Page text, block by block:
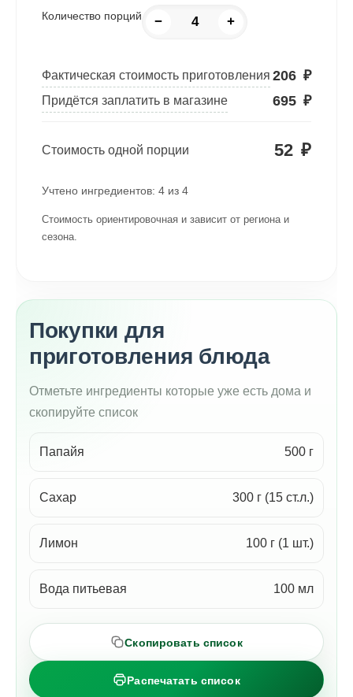
Количество порций − +
Фактическая стоимость приготовления 206 ₽
Придётся заплатить в магазине 695 ₽
Стоимость одной порции 52 ₽
Учтено ингредиентов: 4 из 4
Стоимость ориентировочная и зависит от региона и
сезона.
Покупки для
приготовления блюда
Отметьте ингредиенты которые уже есть дома и
скопируйте список
Папайя 500 г
Сахар 300 г (15 ст.л.)
Лимон 100 г (1 шт.)
Вода питьевая 100 мл
Скопировать список
Распечатать список